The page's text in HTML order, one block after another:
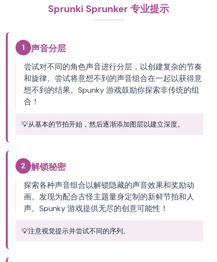
Sprunki Sprunker 专业提示
1 声音分层
尝试对不同的角色声音进行分层，以创建复杂的节奏
和旋律。尝试将意想不到的声音组合在一起以获得意
想不到的结果。Spunky 游戏鼓励你探索非传统的组
合！
💡从基本的节拍开始，然后逐渐添加图层以建立深度。
2 解锁秘密
探索各种声音组合以解锁隐藏的声音效果和奖励动
画。发现为配合古怪主题量身定制的新鲜节拍和人
声。Spunky 游戏提供无尽的创意可能性！
💡注意视觉提示并尝试不同的序列。